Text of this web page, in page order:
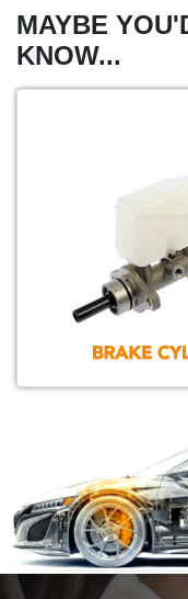
MAYBE
KNOW...